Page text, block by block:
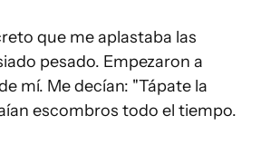
que me aplastaba las
pesado. Empezaron a
mí. Me decían: "Tápate la
escombros todo el tiempo.